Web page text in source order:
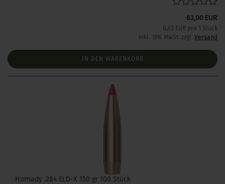
63,00 EUR
0,63 EUR pro 1 Stück
inkl. 19% MwSt. zzgl. Versand
IN DEN WARENKORB
Hornady .284 ELD-X 150 gr 100 Stück